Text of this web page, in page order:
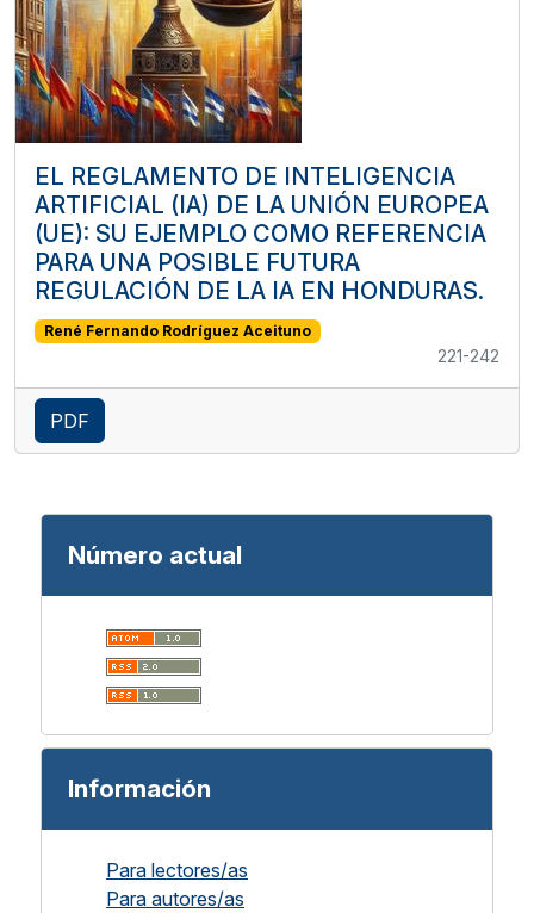
EL REGLAMENTO DE INTELIGENCIA
ARTIFICIAL (IA) DE LA UNIÓN EUROPEA
(UE): SU EJEMPLO COMO REFERENCIA
PARA UNA POSIBLE FUTURA
REGULACIÓN DE LA IA EN HONDURAS.
René Fernando Rodríguez Aceituno
221-242
PDF
Número actual
Información
Para lectores/as
Para autores/as